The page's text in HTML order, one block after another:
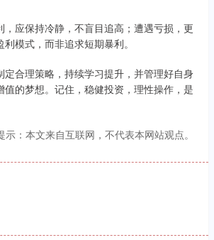
应保持冷静，不盲目追高；遭遇亏损，更
模式，而非追求短期暴利。
合理策略，持续学习提升，并管理好自身
的梦想。记住，稳健投资，理性操作，是
：本文来自互联网，不代表本网站观点。